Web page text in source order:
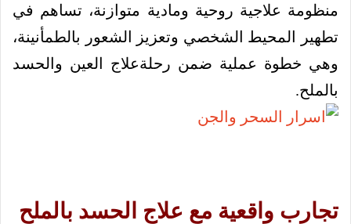
منظومة علاجية روحية ومادية متوازنة، تساهم في
تطهير المحيط الشخصي وتعزيز الشعور بالطمأنينة،
وهي خطوة عملية ضمن رحلةعلاج العين والحسد
بالملح.
تجارب واقعية مع علاج الحسد بالملح